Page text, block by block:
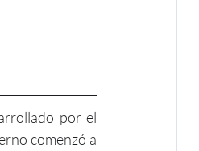
por el
comenzó a